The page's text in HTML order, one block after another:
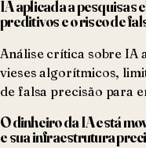
IA aplicada a pesquisas
preditivos e o risco de
Análise crítica sobre IA
vieses algorítmicos,
de falsa precisão para
O dinheiro da IA está
e sua infraestrutura